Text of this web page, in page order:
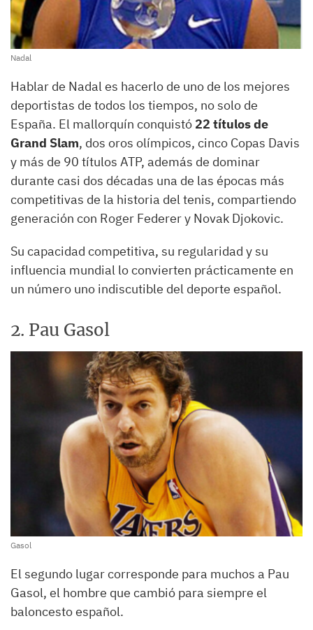
Nadal
Hablar de Nadal es hacerlo de uno de los mejores
deportistas de todos los tiempos, no solo de
España. El mallorquín conquistó 22 títulos de
Grand Slam, dos oros olímpicos, cinco Copas Davis
y más de 90 títulos ATP, además de dominar
durante casi dos décadas una de las épocas más
competitivas de la historia del tenis, compartiendo
generación con Roger Federer y Novak Djokovic.
Su capacidad competitiva, su regularidad y su
influencia mundial lo convierten prácticamente en
un número uno indiscutible del deporte español.
2. Pau Gasol
Gasol
El segundo lugar corresponde para muchos a Pau
Gasol, el hombre que cambió para siempre el
baloncesto español.